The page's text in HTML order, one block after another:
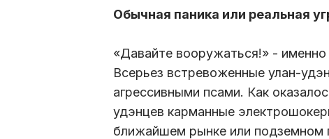
Обычная паника или реальная
«Давайте вооружаться!» - именно
Всерьез встревоженные улан-
агрессивными псами. Как
удэнцев карманные
ближайшем рынке или подземном